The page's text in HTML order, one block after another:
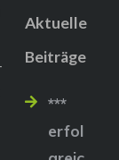
Aktuelle
Beiträge
***
erfol